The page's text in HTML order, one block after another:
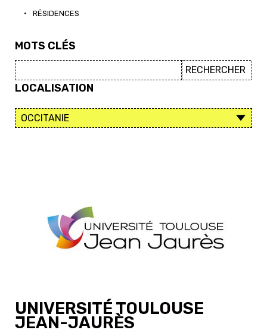
• RÉSIDENCES
MOTS CLÉS
LOCALISATION
UNIVERSITÉ TOULOUSE
JEAN-JAURÈS